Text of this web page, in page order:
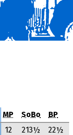
MP SoBo
BP
12 213½
22½